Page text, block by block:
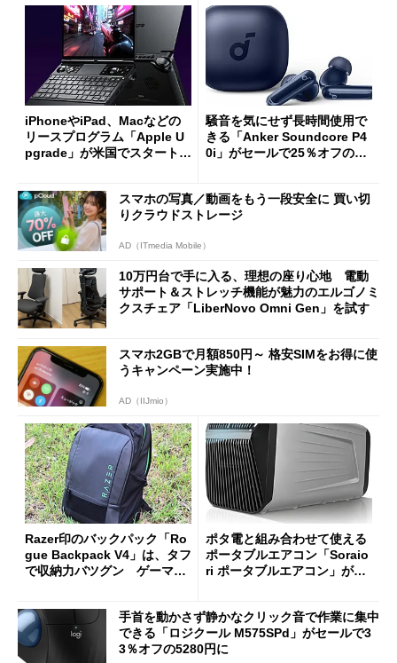
iPhoneやiPad、Macなどの
リースプログラム「Apple U
pgrade」が米国でスタート／
ut」が明...
騒音を気にせず長時間使用で
きる「Anker Soundcore P4
0i」がセールで25％オフの59
スマホの写真／動画をもう一段安全に 買い切
りクラウドストレージ
AD（ITmedia Mobile）
10万円台で手に入る、理想の座り心地 電動
サポート＆ストレッチ機能が魅力のエルゴノミ
クスチェア「LiberNovo Omni Gen」を試す
スマホ2GBで月額850円～ 格安SIMをお得に使
うキャンペーン実施中！
AD（IIJmio）
Razer印のバックパック「Ro
gue Backpack V4」は、タフ
で収納力バツグン ゲーマー
ポタ電と組み合わせて使える
ポータブルエアコン「Soraio
ri ポータブルエアコン」がセ
手首を動かさず静かなクリック音で作業に集中
できる「ロジクール M575SPd」がセールで3
3％オフの5280円に